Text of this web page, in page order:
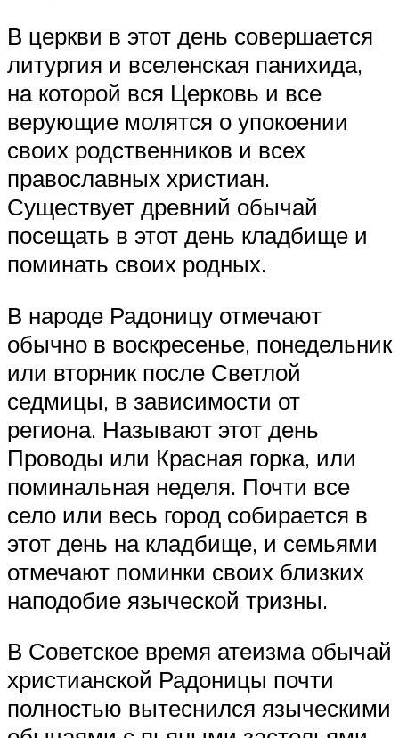
В церкви в этот день совершается
литургия и вселенская панихида,
на которой вся Церковь и все
верующие молятся о упокоении
своих родственников и всех
православных христиан.
Существует древний обычай
посещать в этот день кладбище и
поминать своих родных.
В народе Радоницу отмечают
обычно в воскресенье, понедельник
или вторник после Светлой
седмицы, в зависимости от
региона. Называют этот день
Проводы или Красная горка, или
поминальная неделя. Почти все
село или весь город собирается в
этот день на кладбище, и семьями
отмечают поминки своих близких
наподобие языческой тризны.
В Советское время атеизма обычай
христианской Радоницы почти
полностью вытеснился языческими